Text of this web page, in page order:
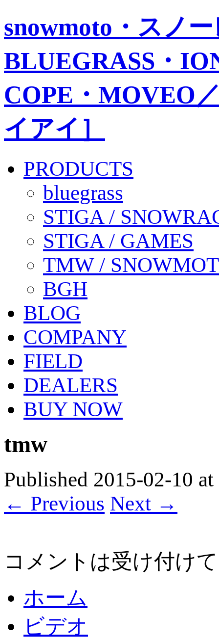
snowmoto・スノ
BLUEGRASS・
COPE・MOVEO
イアイ］
PRODUCTS
bluegrass
STIGA /
STIGA / GAMES
TMW /
BGH
BLOG
COMPANY
FIELD
DEALERS
BUY NOW
tmw
Published 2015-02-10 at
← Previous Next →
コメントは受け付け
ホーム
ビデオ